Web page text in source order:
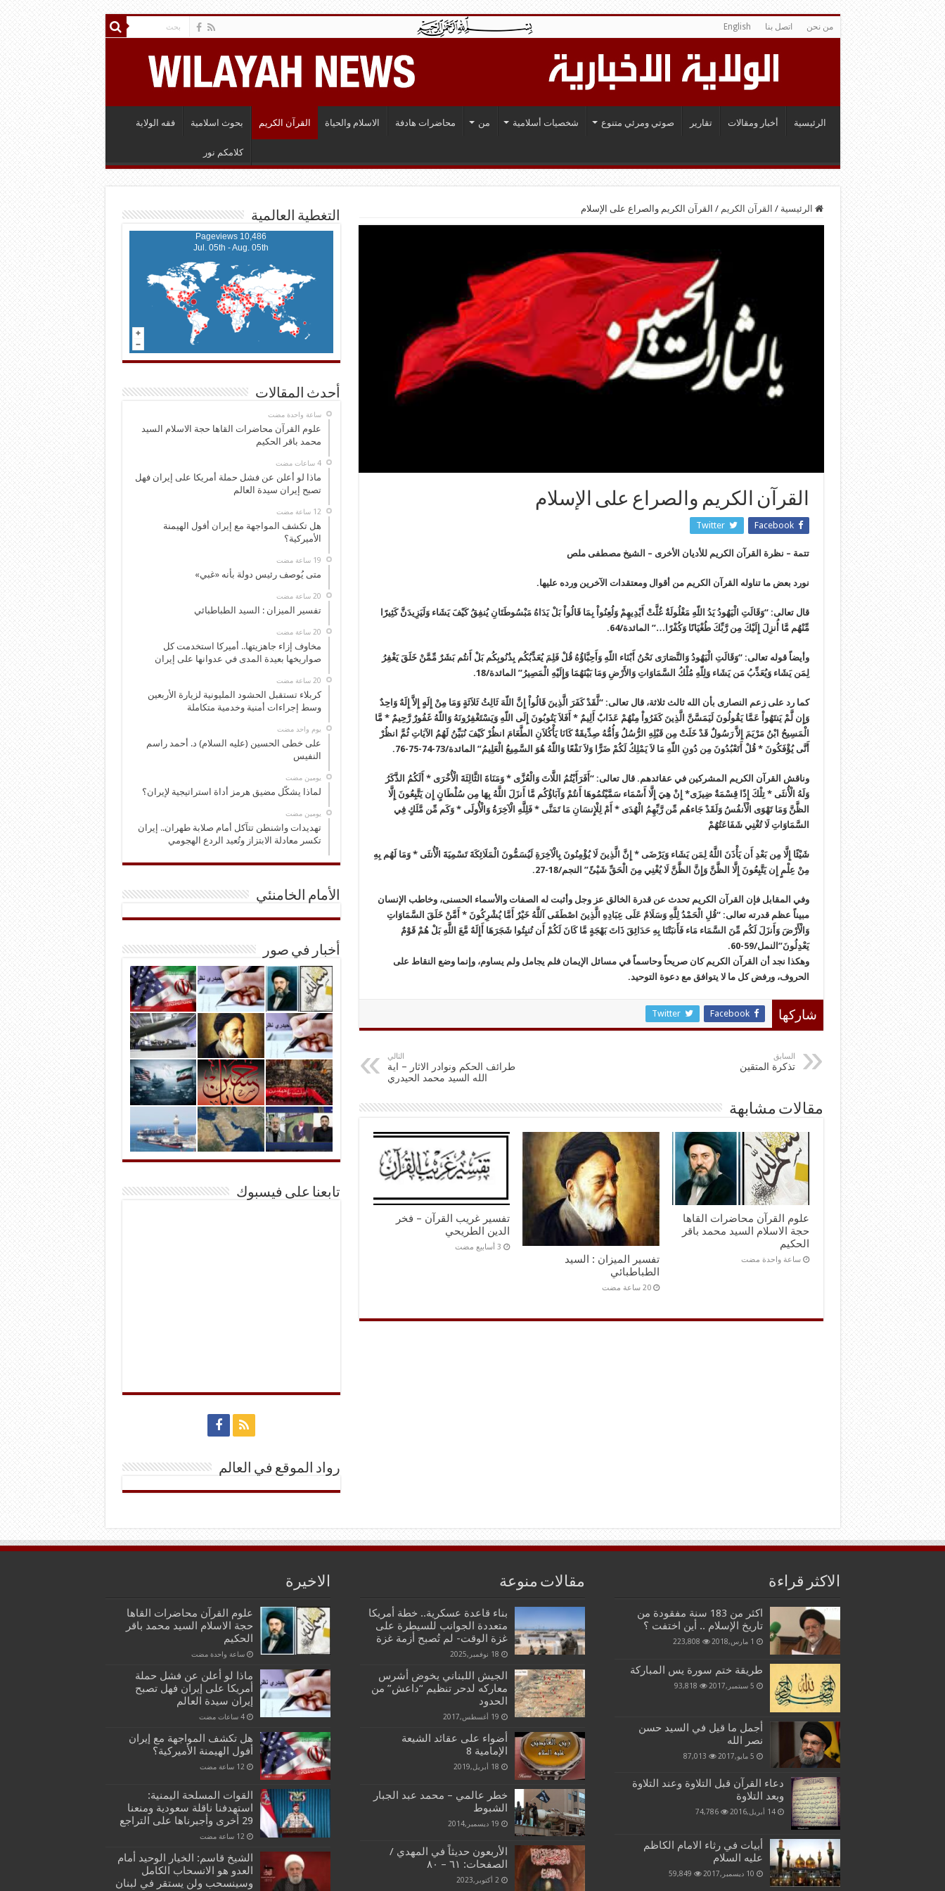
من نحن اتصل بنا English
الرئيسية أخبار ومقالات تقارير صوتي ومرئي متنوع شخصيات أسلامية من محاضرات هادفة الاسلام والحياة القرآن الكريم بحوث اسلامية فقه الولاية
كلامكم نور
الرئيسية / القرآن الكريم / القرآن الكريم والصراع على الإسلام
القرآن الكريم والصراع على الإسلام
Facebook
Twitter
تتمة – نظرة القرآن الكريم للأديان الأخرى – الشيخ مصطفى ملص
نورد بعض ما تناوله القرآن الكريم من أقوال ومعتقدات الآخرين ورده عليها.
قال تعالى: “وَقَالَتِ الْيَهُودُ يَدُ اللّهِ مَغْلُولَةٌ غُلَّتْ أَيْدِيهِمْ وَلُعِنُواْ بِمَا قَالُواْ بَلْ يَدَاهُ مَبْسُوطَتَانِ يُنفِقُ كَيْفَ يَشَاء وَلَيَزِيدَنَّ كَثِيرًا
مِّنْهُم مَّا أُنزِلَ إِلَيْكَ مِن رَّبِّكَ طُغْيَانًا وَكُفْرًا…” المائدة/64.
وأيضاً قوله تعالى: “وَقَالَتِ الْيَهُودُ وَالنَّصَارَى نَحْنُ أَبْنَاء اللّهِ وَأَحِبَّاؤُهُ قُلْ فَلِمَ يُعَذِّبُكُم بِذُنُوبِكُم بَلْ أَنتُم بَشَرٌ مِّمَّنْ خَلَقَ يَغْفِرُ
لِمَن يَشَاء وَيُعَذِّبُ مَن يَشَاء وَلِلّهِ مُلْكُ السَّمَاوَاتِ وَالأَرْضِ وَمَا بَيْنَهُمَا وَإِلَيْهِ الْمَصِيرُ” المائدة/18.
كما رد على زعم النصارى بأن الله ثالث ثلاثة، قال تعالى: “لَّقَدْ كَفَرَ الَّذِينَ قَالُواْ إِنَّ اللّهَ ثَالِثُ ثَلاَثَةٍ وَمَا مِنْ إِلَهٍ إِلاَّ إِلَهٌ وَاحِدٌ
وَإِن لَّمْ يَنتَهُواْ عَمَّا يَقُولُونَ لَيَمَسَّنَّ الَّذِينَ كَفَرُواْ مِنْهُمْ عَذَابٌ أَلِيمٌ * أَفَلاَ يَتُوبُونَ إِلَى اللّهِ وَيَسْتَغْفِرُونَهُ وَاللّهُ غَفُورٌ رَّحِيمٌ * مَّا
الْمَسِيحُ ابْنُ مَرْيَمَ إِلاَّ رَسُولٌ قَدْ خَلَتْ مِن قَبْلِهِ الرُّسُلُ وَأُمُّهُ صِدِّيقَةٌ كَانَا يَأْكُلاَنِ الطَّعَامَ انظُرْ كَيْفَ نُبَيِّنُ لَهُمُ الآيَاتِ ثُمَّ انظُرْ
أَنَّى يُؤْفَكُونَ * قُلْ أَتَعْبُدُونَ مِن دُونِ اللّهِ مَا لاَ يَمْلِكُ لَكُمْ ضَرًّا وَلاَ نَفْعًا وَاللّهُ هُوَ السَّمِيعُ الْعَلِيمُ” المائدة/73-74-75-76.
وناقش القرآن الكريم المشركين في عقائدهم. قال تعالى: “أَفَرَأَيْتُمُ اللَّاتَ وَالْعُزَّى * وَمَنَاةَ الثَّالِثَةَ الْأُخْرَى * أَلَكُمُ الذَّكَرُ
وَلَهُ الْأُنثَى * تِلْكَ إِذًا قِسْمَةٌ ضِيزَى* إِنْ هِيَ إِلَّا أَسْمَاء سَمَّيْتُمُوهَا أَنتُمْ وَآبَاؤُكُم مَّا أَنزَلَ اللَّهُ بِهَا مِن سُلْطَانٍ إِن يَتَّبِعُونَ إِلَّا
الظَّنَّ وَمَا تَهْوَى الْأَنفُسُ وَلَقَدْ جَاءهُم مِّن رَّبِّهِمُ الْهُدَى * أَمْ لِلْإِنسَانِ مَا تَمَنَّى * فَلِلَّهِ الْآخِرَةُ وَالْأُولَى * وَكَم مِّن مَّلَكٍ فِي
السَّمَاوَاتِ لَا تُغْنِي شَفَاعَتُهُمْ
شَيْئًا إِلَّا مِن بَعْدِ أَن يَأْذَنَ اللَّهُ لِمَن يَشَاء وَيَرْضَى * إِنَّ الَّذِينَ لَا يُؤْمِنُونَ بِالْآخِرَةِ لَيُسَمُّونَ الْمَلَائِكَةَ تَسْمِيَةَ الْأُنثَى * وَمَا لَهُم بِهِ
مِنْ عِلْمٍ إِن يَتَّبِعُونَ إِلَّا الظَّنَّ وَإِنَّ الظَّنَّ لَا يُغْنِي مِنَ الْحَقِّ شَيْئً” النجم/18-27.
وفي المقابل فإن القرآن الكريم تحدث عن قدرة الخالق عز وجل وأثبت له الصفات والأسماء الحسنى، وخاطب الإنسان
مبيناً عظم قدرته تعالى: “قُلِ الْحَمْدُ لِلَّهِ وَسَلَامٌ عَلَى عِبَادِهِ الَّذِينَ اصْطَفَى آللَّهُ خَيْرٌ أَمَّا يُشْرِكُونَ * أَمَّنْ خَلَقَ السَّمَاوَاتِ
وَالْأَرْضَ وَأَنزَلَ لَكُم مِّنَ السَّمَاء مَاء فَأَنبَتْنَا بِهِ حَدَائِقَ ذَاتَ بَهْجَةٍ مَّا كَانَ لَكُمْ أَن تُنبِتُوا شَجَرَهَا أَإِلَهٌ مَّعَ اللَّهِ بَلْ هُمْ قَوْمٌ
يَعْدِلُونَ”النمل/59-60.
وهكذا نجد أن القرآن الكريم كان صريحاً وحاسماً في مسائل الإيمان فلم يجامل ولم يساوم، وإنما وضع النقاط على
الحروف، ورفض كل ما لا يتوافق مع دعوة التوحيد.
شاركها Facebook
Twitter
السابق
تذكرة المتقين
التالي
طرائف الحكم ونوادر الاثار – اية
الله السيد محمد الحيدري
مقالات مشابهة
علوم القرآن محاضرات القاها
حجة الاسلام السيد محمد باقر
الحكيم
‏ساعة واحدة مضت
تفسير الميزان : السيد
الطباطبائي
‏20 ساعة مضت
تفسير غريب القرآن – فخر
الدين الطريحي
التغطية العالمية
10,486 Pageviews
Jul. 05th - Aug. 05th
أحدث المقالات
‏ساعة واحدة مضت
علوم القرآن محاضرات القاها حجة الاسلام السيد
محمد باقر الحكيم
‏4 ساعات مضت
ماذا لو أعلن عن فشل حملة أمريكا على إيران فهل
تصبح إيران سيدة العالم
هل تكشف المواجهة مع إيران أفول الهيمنة
الأميركية؟
متى يُوصف رئيس دولة بأنه «غبي»
تفسير الميزان : السيد الطباطبائي
مخاوف إزاء جاهزيتها.. أميركا استخدمت كل
صواريخها بعيدة المدى في عدوانها على إيران
كربلاء تستقبل الحشود المليونية لزيارة الأربعين
وسط إجراءات أمنية وخدمية متكاملة
‏يوم واحد مضت
على خطى الحسين (عليه السلام) د. أحمد راسم
النفيس
‏يومين مضت
لماذا يشكّل مضيق هرمز أداة استراتيجية لإيران؟
‏يومين مضت
تهديدات واشنطن تتآكل أمام صلابة طهران.. إيران
تكسر معادلة الابتزاز وتُعيد الردع الهجومي
الأمام الخامنئي
أخبار في صور
تابعنا على فيسبوك
رواد الموقع في العالم
الاكثر قراءة
اكثر من 183 سنة مفقودة من
تاريخ الإسلام .. أين اختفت ؟
1 مارس,2018 223,808
طريقة ختم سورة يس المباركة
5 سبتمبر,2017 93,818
أجمل ما قيل في السيد حسن
نصر الله
5 مايو,2017 87,013
دعاء القرآن قبل التلاوة وعند التلاوة
وبعد التلاوة
14 أبريل,2016 74,786
أبيات في رثاء الامام الكاظم
عليه السلام
10 ديسمبر,2017 59,849
مقالات منوعة
بناء قاعدة عسكرية.. خطة أمريكا
متعددة الجوانب للسيطرة على
غزة الوقت- لم تُصبح أزمة غزة
18 نوفمبر,2025
الجيش اللبناني يخوض أشرس
معاركه لدحر تنظيم “داعش” من
الحدود
19 أغسطس,2017
أضواء على عقائد الشيعة
الإمامية 8
18 أبريل,2019
خطر عالمي – محمد عبد الجبار
الشبوط
19 ديسمبر,2014
الأربعون حديثاً في المهدي /
الصفحات: ٦١ – ٨٠
2 أكتوبر,2023
الاخيرة
علوم القرآن محاضرات القاها
حجة الاسلام السيد محمد باقر
الحكيم
‏ساعة واحدة مضت
ماذا لو أعلن عن فشل حملة
أمريكا على إيران فهل تصبح
إيران سيدة العالم
هل تكشف المواجهة مع إيران
أفول الهيمنة الأميركية؟
القوات المسلحة اليمنية:
استهدفنا ناقلة سعودية ومنعنا
29 أخرى وأجبرناها على التراجع
الشيخ قاسم: الخيار الوحيد أمام
العدو هو الانسحاب الكامل
وسينسحب ولن يستقر في لبنان